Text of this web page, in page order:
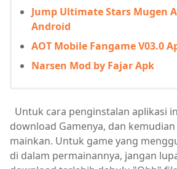
Jump Ultimate Stars Mugen
Android
AOT Mobile Fangame V03.0
Narsen Mod by Fajar Apk
Untuk cara penginstalan aplikasi
download Gamenya, dan
mainkan. Untuk game yang
di dalam permainannya, jangan